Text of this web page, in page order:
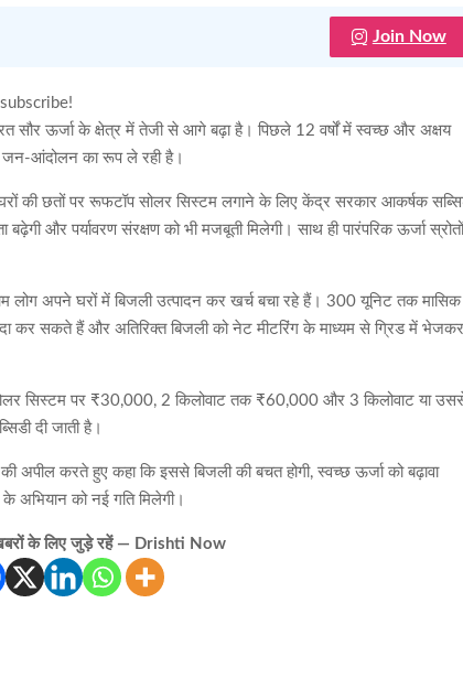
Join Now
सौर ऊर्जा के क्षेत्र में तेजी से आगे बढ़ा है। पिछले 12 वर्षों में स्वच्छ और अक्षय
जन-आंदोलन का रूप ले रही है।
घरों की छतों पर रूफटॉप सोलर सिस्टम लगाने के लिए केंद्र सरकार आकर्षक
और पर्यावरण संरक्षण को भी मजबूती मिलेगी। साथ ही पारंपरिक ऊर्जा
लोग अपने घरों में बिजली उत्पादन कर खर्च बचा रहे हैं। 300 यूनिट तक मासिक
कर सकते हैं और अतिरिक्त बिजली को नेट मीटरिंग के माध्यम से ग्रिड में भेजकर
सिस्टम पर ₹30,000, 2 किलोवाट तक ₹60,000 और 3 किलोवाट या
दी जाती है।
अपील करते हुए कहा कि इससे बिजली की बचत होगी, स्वच्छ ऊर्जा को बढ़ावा
के अभियान को नई गति मिलेगी।
के लिए जुड़े रहें — Drishti Now